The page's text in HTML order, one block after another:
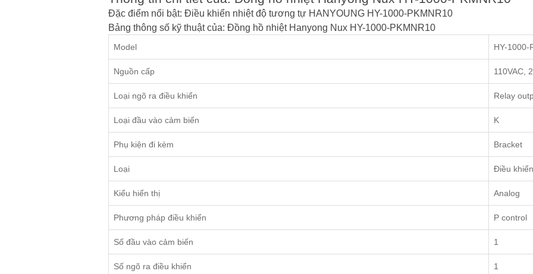
Đặc điểm nổi bật: Điều khiển nhiệt độ tương tự HANYOUNG HY-1000-PKMNR10
Bảng thông số kỹ thuật của: Đồng hồ nhiệt Hanyong Nux HY-1000-PKMNR10
Model HY-1000-
Nguồn cấp 110VAC,
Loại ngõ ra điều khiển Relay
Loại đầu vào cảm biến K
Phụ kiện đi kèm Bracket
Loại Điều
Kiểu hiển thị Analog
Phương pháp điều khiển P control
Số đầu vào cảm biến 1
Số ngõ ra điều khiển 1